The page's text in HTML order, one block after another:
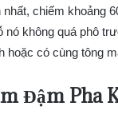
chiếm khoảng
nó không quá phô
hoặc có cùng tông
Đậm Pha